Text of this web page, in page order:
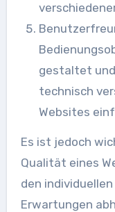
gestaltet
technisch
Websites
Es ist jedoch
Qualität eines
den
Erwartungen